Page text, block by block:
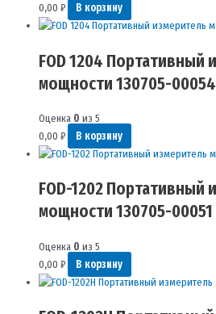
0,00 ₽ В корзину
FOD 1204 Портативный
мощности 130705-00054
Оценка 0 из 5
0,00 ₽ В корзину
FOD-1202 Портативный
мощности 130705-00051
Оценка 0 из 5
0,00 ₽ В корзину